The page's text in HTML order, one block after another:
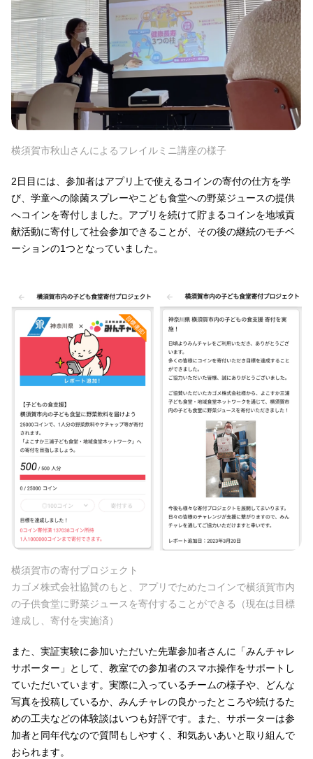
横須賀市秋山さんによるフレイルミニ講座の様子
2日目には、参加者はアプリ上で使えるコインの寄付の仕方を学
び、学童への除菌スプレーやこども食堂への野菜ジュースの提供
へコインを寄付しました。アプリを続けて貯まるコインを地域貢
献活動に寄付して社会参加できることが、その後の継続のモチベ
ーションの1つとなっていました。
横須賀市の寄付プロジェクト
カゴメ株式会社協賛のもと、アプリでためたコインで横須賀市内
の子供食堂に野菜ジュースを寄付することができる（現在は目標
達成し、寄付を実施済）
また、実証実験に参加いただいた先輩参加者さんに「みんチャレ
サポーター」として、教室での参加者のスマホ操作をサポートし
ていただいています。実際に入っているチームの様子や、どんな
写真を投稿しているか、みんチャレの良かったところや続けるた
めの工夫などの体験談はいつも好評です。また、サポーターは参
加者と同年代なので質問もしやすく、和気あいあいと取り組んで
おられます。